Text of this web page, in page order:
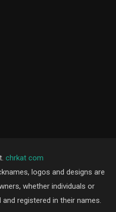
chrkat com
logos and designs are
whether individuals or
registered in their names.